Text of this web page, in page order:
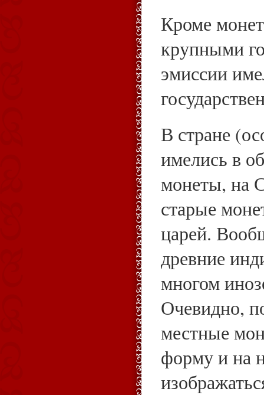
Кроме
крупными
эмиссии
В стране
имелись в
монеты, на
старые
царей.
древние
многом
Очевидно,
местные
форму и на